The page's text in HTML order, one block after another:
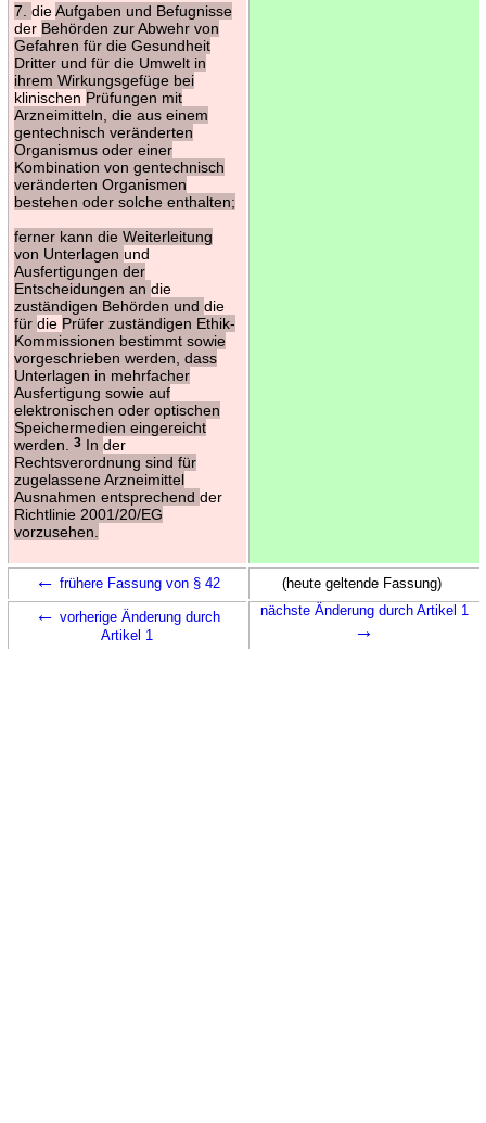
7. dieAufgaben und Befugnisse
der Behörden zur Abwehr von
Gefahren für die Gesundheit
Dritter und für die Umwelt in
ihrem Wirkungsgefüge bei
klinischen Prüfungen mit
Arzneimitteln, die aus einem
gentechnisch veränderten
Organismus oder einer
Kombination von gentechnisch
veränderten Organismen
bestehen oder solche enthalten;
ferner kann die Weiterleitung
von Unterlagen und
Ausfertigungen der
Entscheidungen an die
zuständigen Behörden und die
für die Prüfer zuständigen Ethik-
Kommissionen bestimmt sowie
vorgeschrieben werden, dass
Unterlagen in mehrfacher
Ausfertigung sowie auf
elektronischen oder optischen
Speichermedien eingereicht
werden.
3In der
Rechtsverordnung sind für
zugelassene Arzneimittel
Ausnahmen entsprechend der
Richtlinie 2001/20/EG
vorzusehen.
← frühere Fassung von § 42 (heute geltende Fassung)
← vorherige Änderung durch
Artikel 1
nächste Änderung durch Artikel 1
→